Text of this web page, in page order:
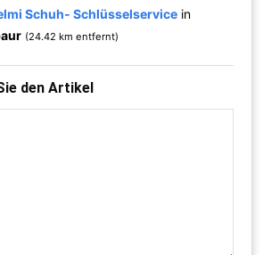
Schuh- Schlüsselservice in
(24.42 km entfernt)
den Artikel